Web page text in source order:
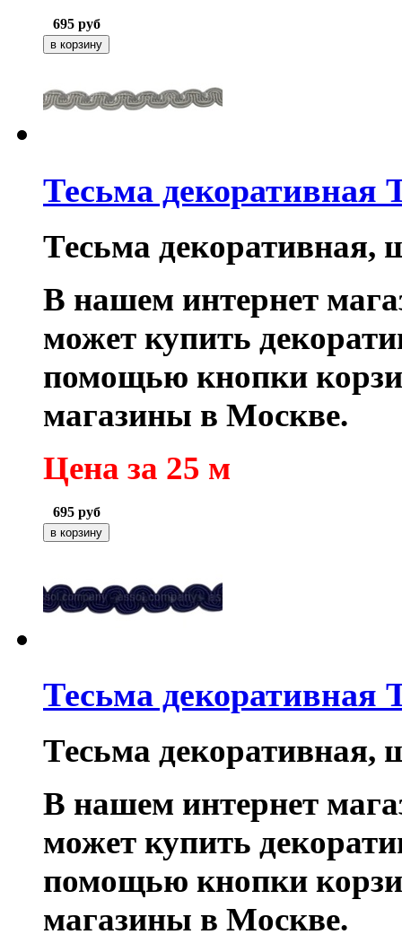
695 руб
Тесьма декоративная
Тесьма декоративная,
В нашем интернет
может купить
помощью кнопки
магазины в Москве.
Цена за 25 м
695 руб
Тесьма декоративная
Тесьма
В нашем интернет
может купить
помощью кнопки
магазины в Москве.